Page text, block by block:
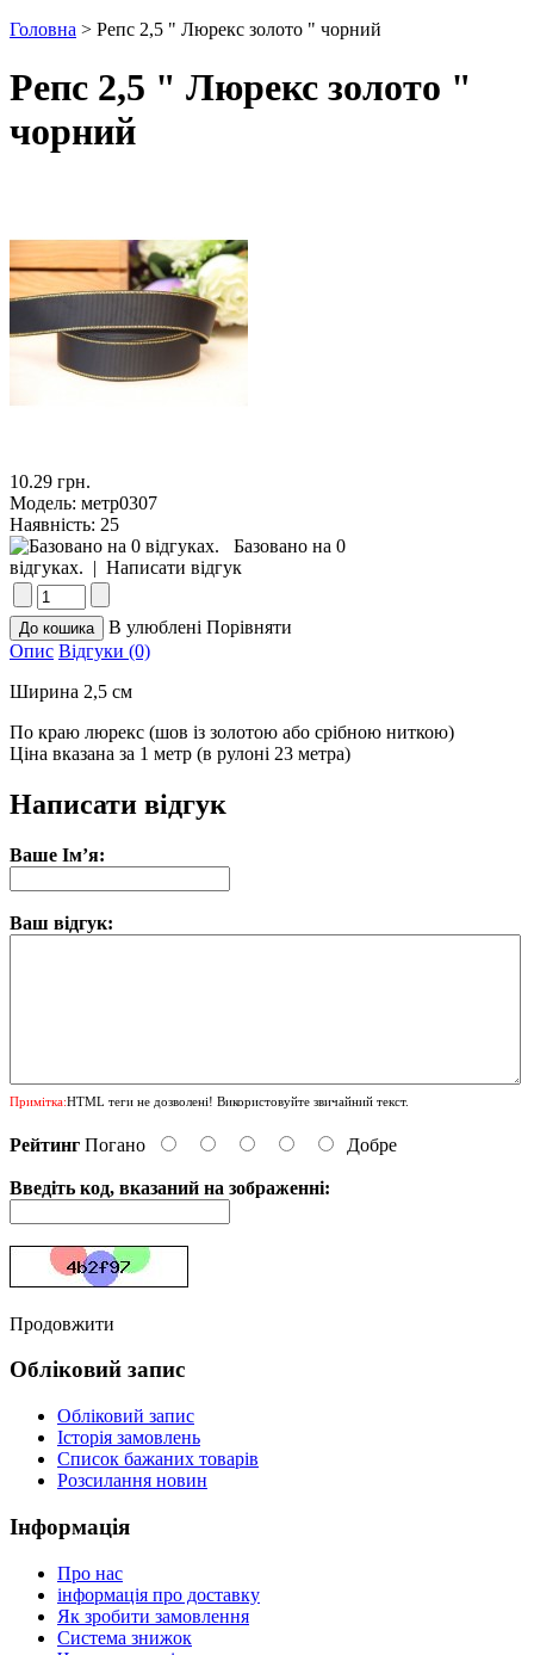
Головна > Репс 2,5 " Люрекс золото " чорний
Репс 2,5 " Люрекс золото "
чорний
10.29 грн.
Модель: метр0307
Наявність: 25
Базовано на 0
відгуках. | Написати відгук
В улюблені Порівняти
Опис Відгуки (0)
Ширина 2,5 см
По краю люрекс (шов із золотою або срібною ниткою)
Ціна вказана за 1 метр (в рулоні 23 метра)
Написати відгук
Ваше Ім’я:
Ваш відгук:
Примітка:HTML теги не дозволені! Використовуйте звичайний текст.
Рейтинг Погано Добре
Введіть код, вказаний на зображенні:
Продовжити
Обліковий запис
Обліковий запис
Історія замовлень
Список бажаних товарів
Розсилання новин
Інформація
Про нас
інформація про доставку
Як зробити замовлення
Система знижок